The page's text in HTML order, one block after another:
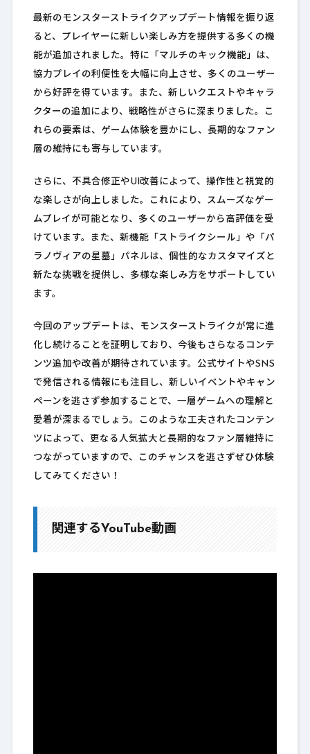
最新のモンスターストライクアップデート情報を振り返
ると、プレイヤーに新しい楽しみ方を提供する多くの機
能が追加されました。特に「マルチのキック機能」は、
協力プレイの利便性を大幅に向上させ、多くのユーザー
から好評を得ています。また、新しいクエストやキャラ
クターの追加により、戦略性がさらに深まりました。こ
れらの要素は、ゲーム体験を豊かにし、長期的なファン
層の維持にも寄与しています。
さらに、不具合修正やUI改善によって、操作性と視覚的
な楽しさが向上しました。これにより、スムーズなゲー
ムプレイが可能となり、多くのユーザーから高評価を受
けています。また、新機能「ストライクシール」や「パ
ラノヴィアの星墓」パネルは、個性的なカスタマイズと
新たな挑戦を提供し、多様な楽しみ方をサポートしてい
ます。
今回のアップデートは、モンスターストライクが常に進
化し続けることを証明しており、今後もさらなるコンテ
ンツ追加や改善が期待されています。公式サイトやSNS
で発信される情報にも注目し、新しいイベントやキャン
ペーンを逃さず参加することで、一層ゲームへの理解と
愛着が深まるでしょう。このような工夫されたコンテン
ツによって、更なる人気拡大と長期的なファン層維持に
つながっていますので、このチャンスを逃さずぜひ体験
してみてください！
関連するYouTube動画